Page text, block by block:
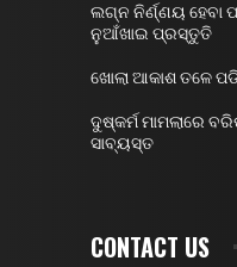
ଲଗ୍ନ ନିର୍ଣ୍ଣୟ
ନୁଆଁଖାଇ ପ୍ରସ୍ତୁତି
ଖୋଲା ଆକାଶ ତଳେ
ଦୁଷ୍କର୍ମ ମାମଲାରେ
ସାବ୍ୟସ୍ତ
CONTACT US